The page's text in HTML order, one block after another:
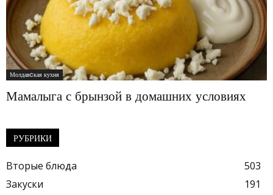
Молдавcкая кухня
Мамалыга с брынзой в домашних условиях
РУБРИКИ
Вторые блюда
503
Закуски
191